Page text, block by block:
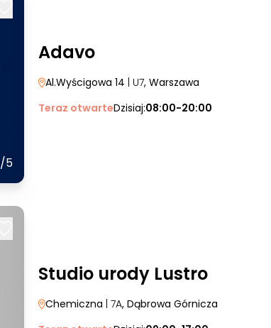
/5
Adavo
Al.Wyścigowa 14 | U7, Warszawa
Teraz otwarteDzisiaj:08:00-20:00
Studio urody Lustro
Chemiczna | 7A, Dąbrowa Górnicza